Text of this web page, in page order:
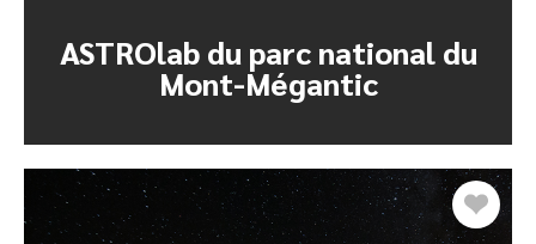
ASTROlab du parc national du
Mont-Mégantic